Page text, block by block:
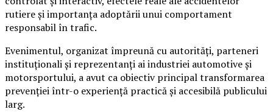
rutiere și importanța adoptării unui comportament
responsabil în trafic.
Evenimentul, organizat împreună cu autorități, parteneri
instituționali și reprezentanți ai industriei automotive și
motorsportului, a avut ca obiectiv principal transformarea
prevenției într-o experiență practică și accesibilă publicului
larg.